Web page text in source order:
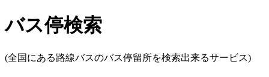
バス停検索
(全国にある路線バスのバス停留所を検索出来るサービス)